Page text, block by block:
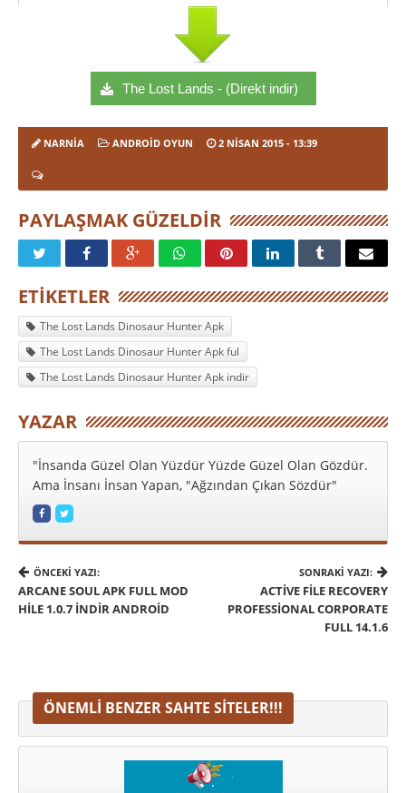
The Lost Lands - (Direkt indir)
NARNIA ANDROID OYUN 2 NISAN 2015 - 13:39
PAYLAŞMAK GÜZELDIR
ETIKETLER
The Lost Lands Dinosaur Hunter Apk
The Lost Lands Dinosaur Hunter Apk ful
The Lost Lands Dinosaur Hunter Apk indir
YAZAR
"İnsanda Güzel Olan Yüzdür Yüzde Güzel Olan Gözdür.
Ama İnsanı İnsan Yapan, "Ağzından Çıkan Sözdür"
ÖNCEKI YAZI:
ARCANE SOUL APK FULL MOD
HILE 1.0.7 İNDIR ANDROID
SONRAKI YAZI:
ACTIVE FILE RECOVERY
PROFESSIONAL CORPORATE
FULL 14.1.6
ÖNEMLI BENZER SAHTE SITELER!!!